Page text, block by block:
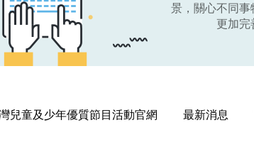
景，關心不同事
更加完
兒童及少年優質節目活動官網 最新消息